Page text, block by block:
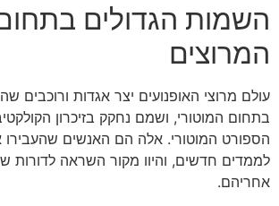
השמות הגדולים
המרוצים
עולם מרוצי האופנועים יצר אגדות ורוכבים
בתחום המוטורי, ושמם נחקק בזיכרון
הספורט המוטורי. אלה הם האנשים שהעבירו
לממדים חדשים, והיוו מקור השראה לדורות
אחריהם.